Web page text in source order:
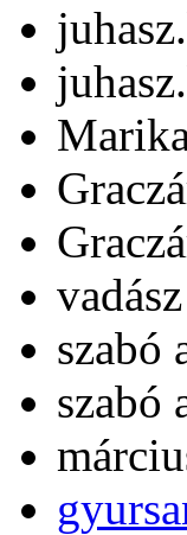
szabó
szabó